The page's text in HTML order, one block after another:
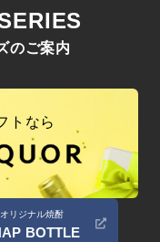
のご案内
トなら
オリジナル焼酎
BOTTLE